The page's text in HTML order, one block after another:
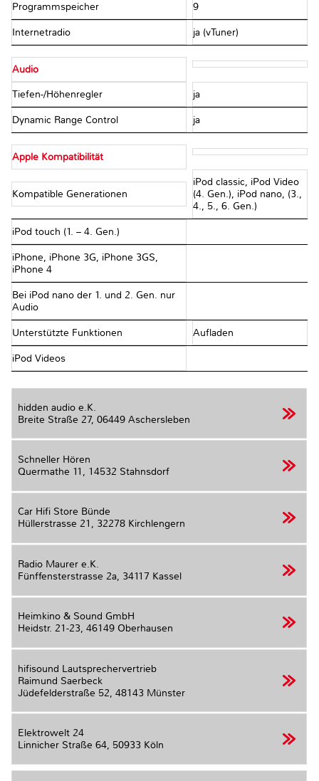
Programmspeicher 9
Internetradio ja (vTuner)
Audio
Tiefen-/Höhenregler ja
Dynamic Range Control ja
Apple Kompatibilität
Kompatible Generationen
iPod classic, iPod Video
(4. Gen.), iPod nano, (3.,
4., 5., 6. Gen.)
iPod touch (1. – 4. Gen.)
iPhone, iPhone 3G, iPhone 3GS,
iPhone 4
Bei iPod nano der 1. und 2. Gen. nur
Audio
Unterstützte Funktionen Aufladen
iPod Videos
hidden audio e.K.
Breite Straße 27, 06449 Aschersleben
Schneller Hören
Quermathe 11, 14532 Stahnsdorf
Car Hifi Store Bünde
Hüllerstrasse 21, 32278 Kirchlengern
Radio Maurer e.K.
Fünffensterstrasse 2a, 34117 Kassel
Heimkino & Sound GmbH
Heidstr. 21-23, 46149 Oberhausen
hifisound Lautsprechervertrieb
Raimund Saerbeck
Jüdefelderstraße 52, 48143 Münster
Elektrowelt 24
Linnicher Straße 64, 50933 Köln